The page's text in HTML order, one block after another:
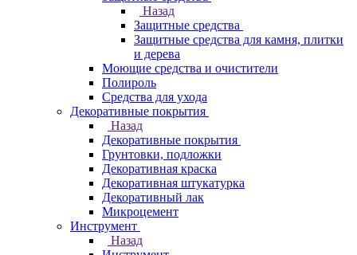
Назад
Защитные средства
Защитные средства для камня, плитки
и дерева
Моющие средства и очистители
Полироль
Средства для ухода
Декоративные покрытия
Назад
Декоративные покрытия
Грунтовки, подложки
Декоративная краска
Декоративная штукатурка
Декоративный лак
Микроцемент
Инструмент
Назад